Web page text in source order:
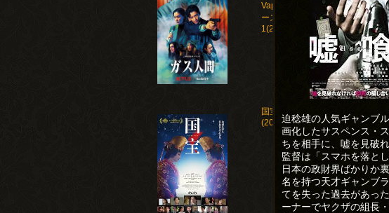
Vapor シ
ーズン
1(2026)
国宝
(2025)迫稔雄の人気ギャンブ
画化したサスペンス・
ちを相手に、嘘を見破
監督は「スマホを落と
日本の政財界ばかりか
名を持つ天才ギャンブ
てを失った過去があっ
ーナーでヤクザの組長